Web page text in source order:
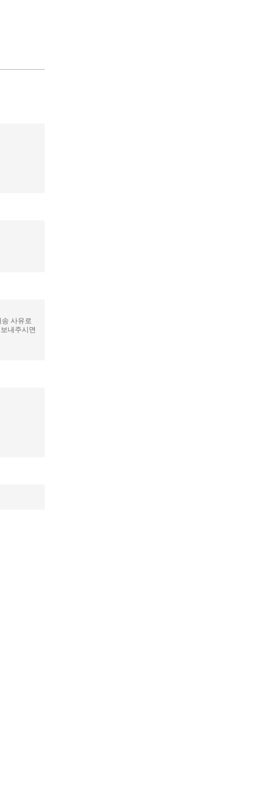
사유로
내주시면